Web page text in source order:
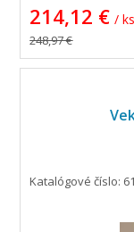
248,97 €
214,12 € / ks
Katalógové číslo: